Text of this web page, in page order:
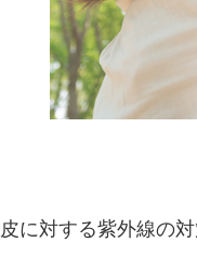
に対する紫外線の